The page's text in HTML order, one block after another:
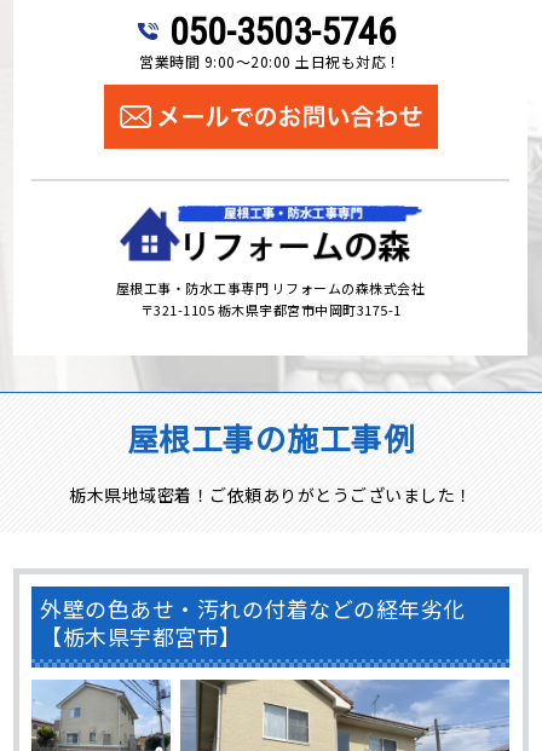
050-3503-5746
営業時間 9:00～20:00 土日祝も対応！
屋根工事・防水工事専門 リフォームの森株式会社
〒321-1105 栃木県宇都宮市中岡町3175-1
屋根工事の施工事例
栃木県地域密着！ご依頼ありがとうございました！
外壁の色あせ・汚れの付着などの経年劣化
【栃木県宇都宮市】